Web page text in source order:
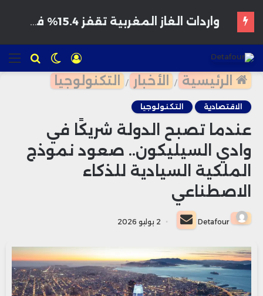
للبحث الوضع
المظلم
تسجيل
الدخول
الرئيسية / الأخبار / التكنولوجيا
الاقتصادية التكنولوجيا
عندما تصبح الدولة شريكًا في
وادي السيليكون.. صعود نموذج
الملكية السيادية للذكاء
الاصطناعي
Detafour
أرسل
بريدا
2 يوليو 2026